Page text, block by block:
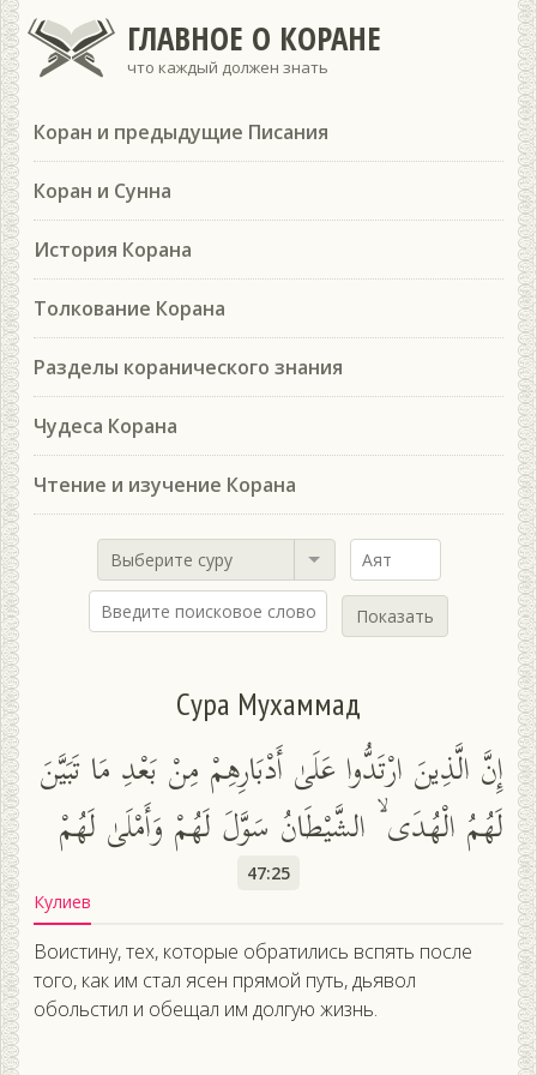
ГЛАВНОЕ О КОРАНЕ
что каждый должен знать
Коран и предыдущие Писания
Коран и Сунна
История Корана
Толкование Корана
Разделы коранического знания
Чудеса Корана
Чтение и изучение Корана
Выберите суру
Показать
Сура Мухаммад
إِنَّ الَّذِينَ ارْتَدُّوا عَلَىٰ أَدْبَارِهِمْ مِنْ بَعْدِ مَا تَبَيَّنَ
لَهُمُ الْهُدَى ۙ الشَّيْطَانُ سَوَّلَ لَهُمْ وَأَمْلَىٰ لَهُمْ
47:25
Кулиев
Воистину, тех, которые обратились вспять после
того, как им стал ясен прямой путь, дьявол
обольстил и обещал им долгую жизнь.